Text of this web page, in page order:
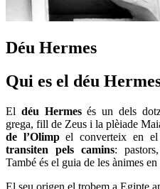
Déu Hermes
Qui es el déu
El déu Hermesés un dels
grega, fill de Zeus i la plèiade
de l’Olimpel converteix en
transiten pels camins:
També és el guia de les ànimes
El seu origen el trobem a Egipte